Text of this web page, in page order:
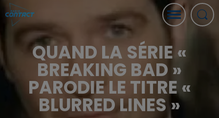
QUAND LA SÉRIE «
BREAKING BAD »
PARODIE LE TITRE «
BLURRED LINES »